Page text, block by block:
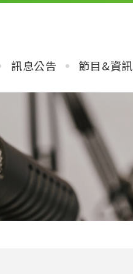
訊息公告 節目&資訊